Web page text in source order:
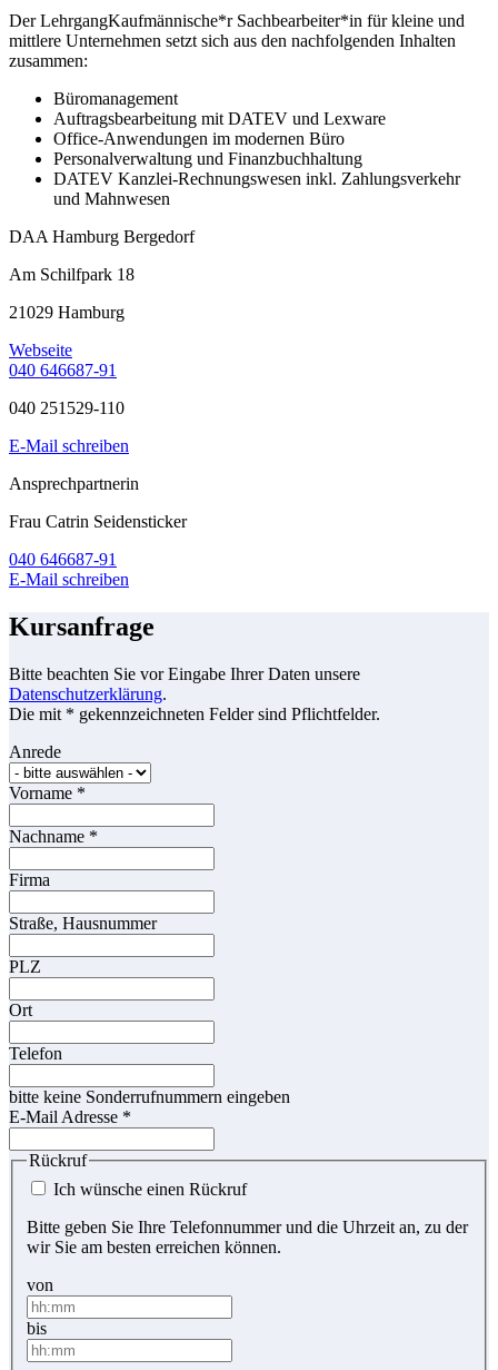
Der LehrgangKaufmännische*r Sachbearbeiter*in für kleine und
mittlere Unternehmen setzt sich aus den nachfolgenden Inhalten
zusammen:
Büromanagement
Auftragsbearbeitung mit DATEV und Lexware
Office-Anwendungen im modernen Büro
Personalverwaltung und Finanzbuchhaltung
DATEV Kanzlei-Rechnungswesen inkl. Zahlungsverkehr
und Mahnwesen
DAA Hamburg Bergedorf
Am Schilfpark 18
21029 Hamburg
Webseite
040 646687-91
040 251529-110
E-Mail schreiben
Ansprechpartnerin
Frau Catrin Seidensticker
040 646687-91
E-Mail schreiben
Kursanfrage
Bitte beachten Sie vor Eingabe Ihrer Daten unsere
Datenschutzerklärung.
Die mit * gekennzeichneten Felder sind Pflichtfelder.
Anrede
Vorname *
Nachname *
Firma
Straße, Hausnummer
PLZ
Ort
Telefon
bitte keine Sonderrufnummern eingeben
E-Mail Adresse *
Rückruf
Ich wünsche einen Rückruf
Bitte geben Sie Ihre Telefonnummer und die Uhrzeit an, zu der
wir Sie am besten erreichen können.
von
bis